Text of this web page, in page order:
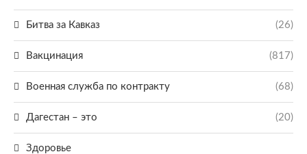
Битва за Кавказ (26)
Вакцинация (817)
Военная служба по контракту (68)
Дагестан – это (20)
Здоровье